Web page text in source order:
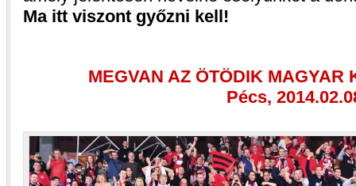
Ma itt viszont győzni kell!
MEGVAN AZ ÖTÖDIK MAGYAR
Pécs,